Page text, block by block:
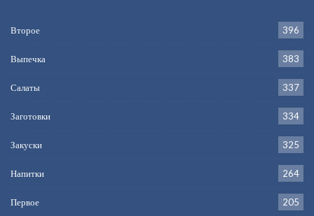
Второе 396
Выпечка 383
Салаты 337
Заготовки 334
Закуски 325
Напитки 264
Первое 205